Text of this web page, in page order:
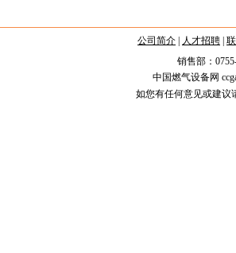
公司简介 人才招聘
销售部：
中国燃气设备网
如您有任何意见或建议